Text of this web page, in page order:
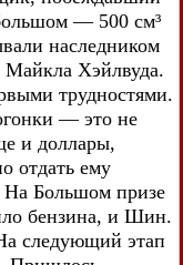
— 500 см³
наследником
Майкла Хэйлвуда.
трудностями.
— это не
и доллары,
отдать ему
На Большом призе
бензина, и Шин.
следующий этап